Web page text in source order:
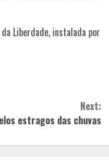
Liberdade, instalada por
Next:
estragos das chuvas